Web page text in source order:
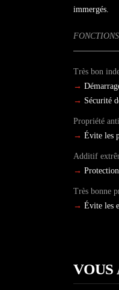
immergés.
Très bon
→
→ Sécurité
Propriété
→ Évite les
Additif
→
Très bonne
→ Évite les